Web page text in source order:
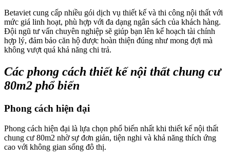
Betaviet cung cấp nhiều gói dịch vụ thiết kế và thi công nội thất với
mức giá linh hoạt, phù hợp với đa dạng ngân sách của khách hàng.
Đội ngũ tư vấn chuyên nghiệp sẽ giúp bạn lên kế hoạch tài chính
hợp lý, đảm bảo căn hộ được hoàn thiện đúng như mong đợi mà
không vượt quá khả năng chi trả.
Các phong cách thiết kế nội thất chung cư
80m2 phổ biến
Phong cách hiện đại
Phong cách hiện đại là lựa chọn phổ biến nhất khi thiết kế nội thất
chung cư 80m2 nhờ sự đơn giản, tiện nghi và khả năng thích ứng
cao với không gian sống đô thị.